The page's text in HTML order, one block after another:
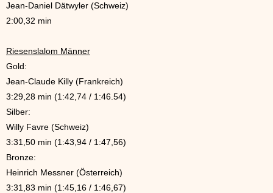
Jean-Daniel Dätwyler (Schweiz)
2:00,32 min
Riesenslalom Männer
Gold:
Jean-Claude Killy (Frankreich)
3:29,28 min (1:42,74 / 1:46.54)
Silber:
Willy Favre (Schweiz)
3:31,50 min (1:43,94 / 1:47,56)
Bronze:
Heinrich Messner (Österreich)
3:31,83 min (1:45,16 / 1:46,67)